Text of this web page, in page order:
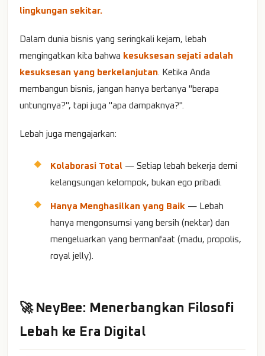
lingkungan sekitar.
Dalam dunia bisnis yang seringkali kejam, lebah
mengingatkan kita bahwa kesuksesan sejati adalah
kesuksesan yang berkelanjutan . Ketika Anda
membangun bisnis, jangan hanya bertanya "berapa
untungnya?", tapi juga "apa dampaknya?".
Lebah juga mengajarkan:
Kolaborasi Total — Setiap lebah bekerja demi
kelangsungan kelompok, bukan ego pribadi.
Hanya Menghasilkan yang Baik — Lebah
hanya mengonsumsi yang bersih (nektar) dan
mengeluarkan yang bermanfaat (madu, propolis,
royal jelly).
🚀 NeyBee: Menerbangkan Filosofi
Lebah ke Era Digital